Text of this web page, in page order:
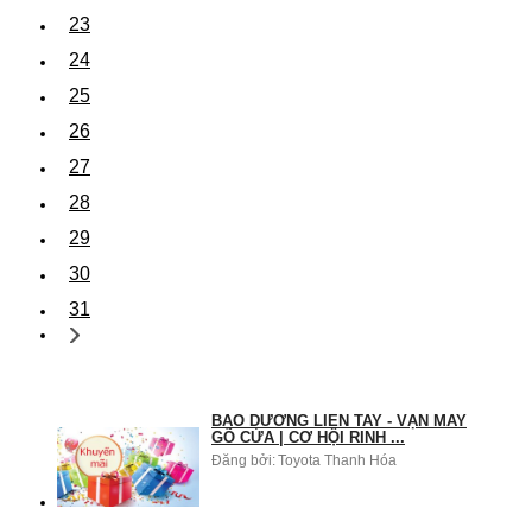
23
24
25
26
27
28
29
30
31
BẢO DƯỠNG LIỀN TAY - VẬN MAY
GÕ CỬA | CƠ HỘI RINH ...
Đăng bởi:Toyota Thanh Hóa